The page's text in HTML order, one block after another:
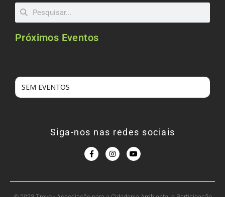
Próximos Eventos
SEM EVENTOS
Siga-nos nas redes sociais